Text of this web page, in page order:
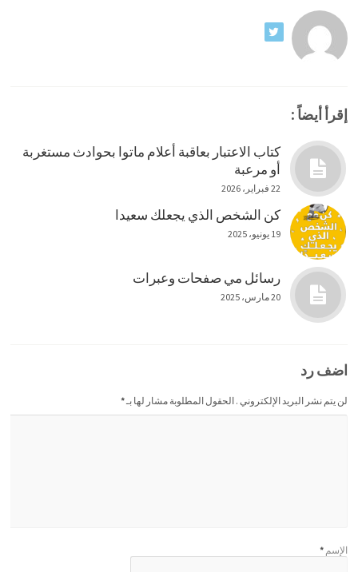
إقرأ أيضاً :
كتاب الاعتبار بعاقبة أعلام ماتوا بحوادث مستغربة
أو مرعبة
22 فبراير، 2026
كن الشخص الذي يجعلك سعيدا
19 يونيو، 2025
رسائل مي صفحات وعبرات
20 مارس، 2025
اضف رد
لن يتم نشر البريد الإلكتروني . الحقول المطلوبة مشار لها بـ*
الإسم *